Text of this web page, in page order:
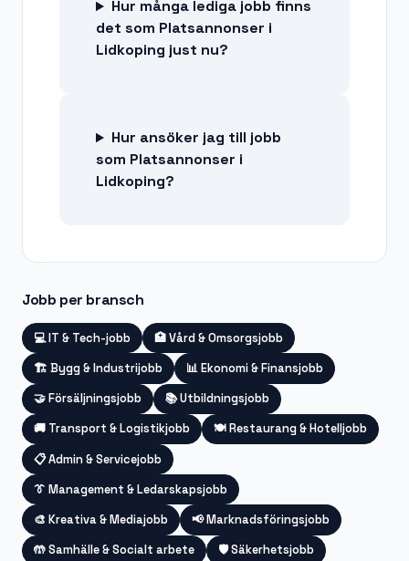
Hur många lediga jobb finns
det som Platsannonser i
Lidkoping just nu?
Hur ansöker jag till jobb
som Platsannonser i
Lidkoping?
Jobb per bransch
💻IT & Tech-jobb 🏥Vård & Omsorgsjobb
🏗️ Bygg & Industrijobb 📊Ekonomi & Finansjobb
🤝Försäljningsjobb 📚Utbildningsjobb
🚚 Transport & Logistikjobb 🍽️Restaurang & Hotelljobb
📋Admin & Servicejobb
👔 Management & Ledarskapsjobb
🎨 Kreativa & Mediajobb 📢Marknadsföringsjobb
🤲Samhälle & Socialt arbete 🛡️Säkerhetsjobb